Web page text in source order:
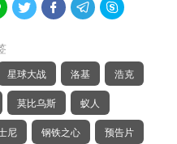
   
星球大战 洛基 浩克
莫比乌斯 蚁人
尼 钢铁之心 预告片